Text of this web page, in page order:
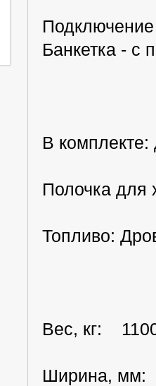
Банкетка - с
В
Полочка для
Топливо:
Вес, кг:
Ширина,